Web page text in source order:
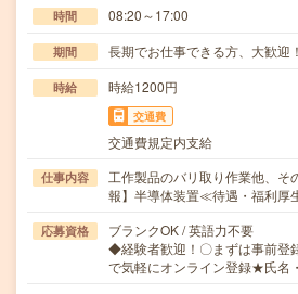
時間 08:20～17:00
期間 長期でお仕事できる方、大歓迎！
時給 時給1200円
交通費
交通費規定内支給
仕事内容
工作製品のバリ取り作業他、そ
報】半導体装置≪待遇・福利
応募資格
ブランクOK / 英語力不要
◆経験者歓迎！〇まずは事前登
で気軽にオンライン登録★氏名